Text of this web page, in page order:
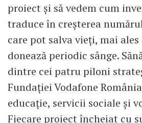
proiect și să vedem cum
traduce în creșterea
care pot salva vieți, mai
donează periodic sânge.
dintre cei patru piloni
Fundației Vodafone
educație, servicii sociale și
Fiecare proiect încheiat cu